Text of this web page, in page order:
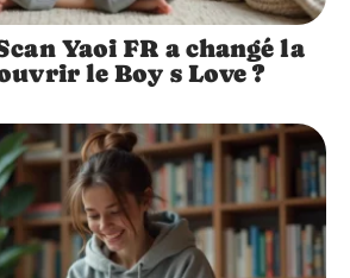
Yaoi FR a changé la
le Boy s Love ?